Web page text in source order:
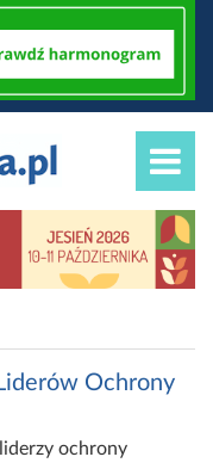
Ochrony
liderzy ochrony